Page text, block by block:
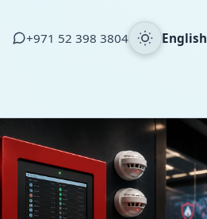
English
⁦+971 52 398 3804⁩